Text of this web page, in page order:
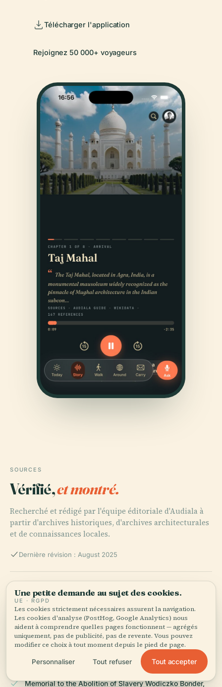
Télécharger l'application
Rejoignez 50 000+ voyageurs
SOURCES
Vérifié,et montré.
Recherché et rédigé par l'équipe éditoriale d'Audiala à
partir d'archives historiques, d'archives architecturales
et de connaissances locales.
Dernière révision : August 2025
Tickets, and Historical Insights, 2025, CIPDH
Nantes Confronts Its Past With Memorial to the Atlantic
Slave Trade, 2025, Africanews
Memorial to the Abolition of Slavery Wodiczko Bonder,
Une petite demande au sujet des cookies.
UE · RGPD
Les cookies strictement nécessaires assurent la navigation.
Les cookies d'analyse (PostHog, Google Analytics) nous
aident à comprendre quelles pages fonctionnent — agrégés
uniquement, pas de publicité, pas de revente. Vous pouvez
modifier ce choix à tout moment depuis le pied de page.
Personnaliser Tout refuser Tout accepter